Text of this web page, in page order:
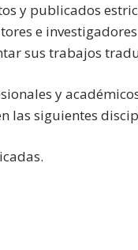
y publicados
e
sus trabajos
y
las siguientes